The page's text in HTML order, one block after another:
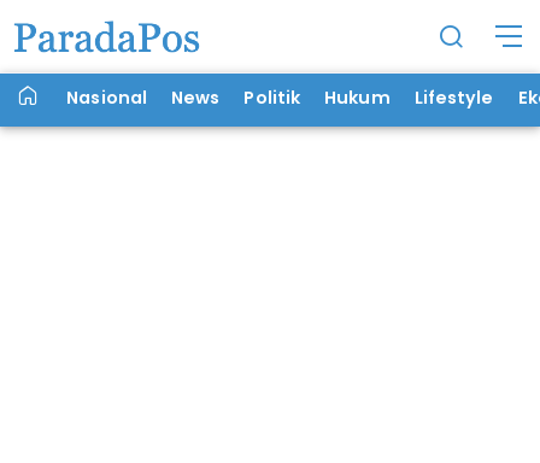
Nasional News Politik Hukum Lifestyle